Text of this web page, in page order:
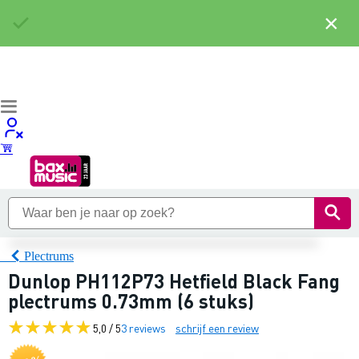
Plectrums
Dunlop PH112P73 Hetfield Black Fang
plectrums 0.73mm (6 stuks)
5,0 / 53 reviews schrijf een review
×